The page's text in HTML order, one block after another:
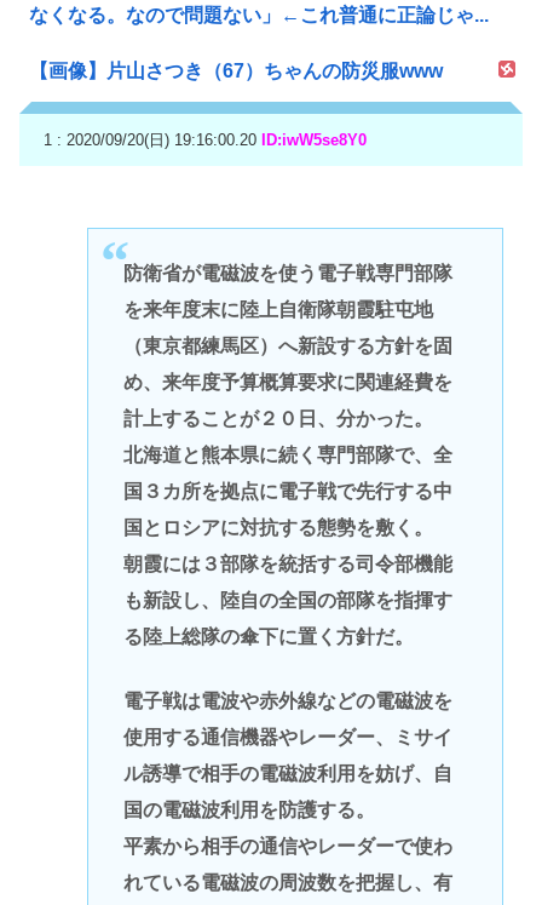
なくなる。なので問題ない」←これ普通に正論じゃ...
【画像】片山さつき（67）ちゃんの防災服www
1 : 2020/09/20(日) 19:16:00.20 ID:iwW5se8Y0
防衛省が電磁波を使う電子戦専門部隊
を来年度末に陸上自衛隊朝霞駐屯地
（東京都練馬区）へ新設する方針を固
め、来年度予算概算要求に関連経費を
計上することが２０日、分かった。
北海道と熊本県に続く専門部隊で、全
国３カ所を拠点に電子戦で先行する中
国とロシアに対抗する態勢を敷く。
朝霞には３部隊を統括する司令部機能
も新設し、陸自の全国の部隊を指揮す
る陸上総隊の傘下に置く方針だ。
電子戦は電波や赤外線などの電磁波を
使用する通信機器やレーダー、ミサイ
ル誘導で相手の電磁波利用を妨げ、自
国の電磁波利用を防護する。
平素から相手の通信やレーダーで使わ
れている電磁波の周波数を把握し、有